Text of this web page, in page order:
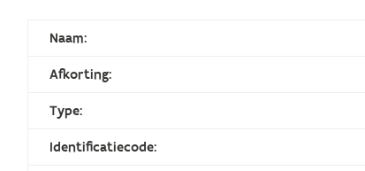
Naam:
Afkorting:
Type:
Identificatiecode: